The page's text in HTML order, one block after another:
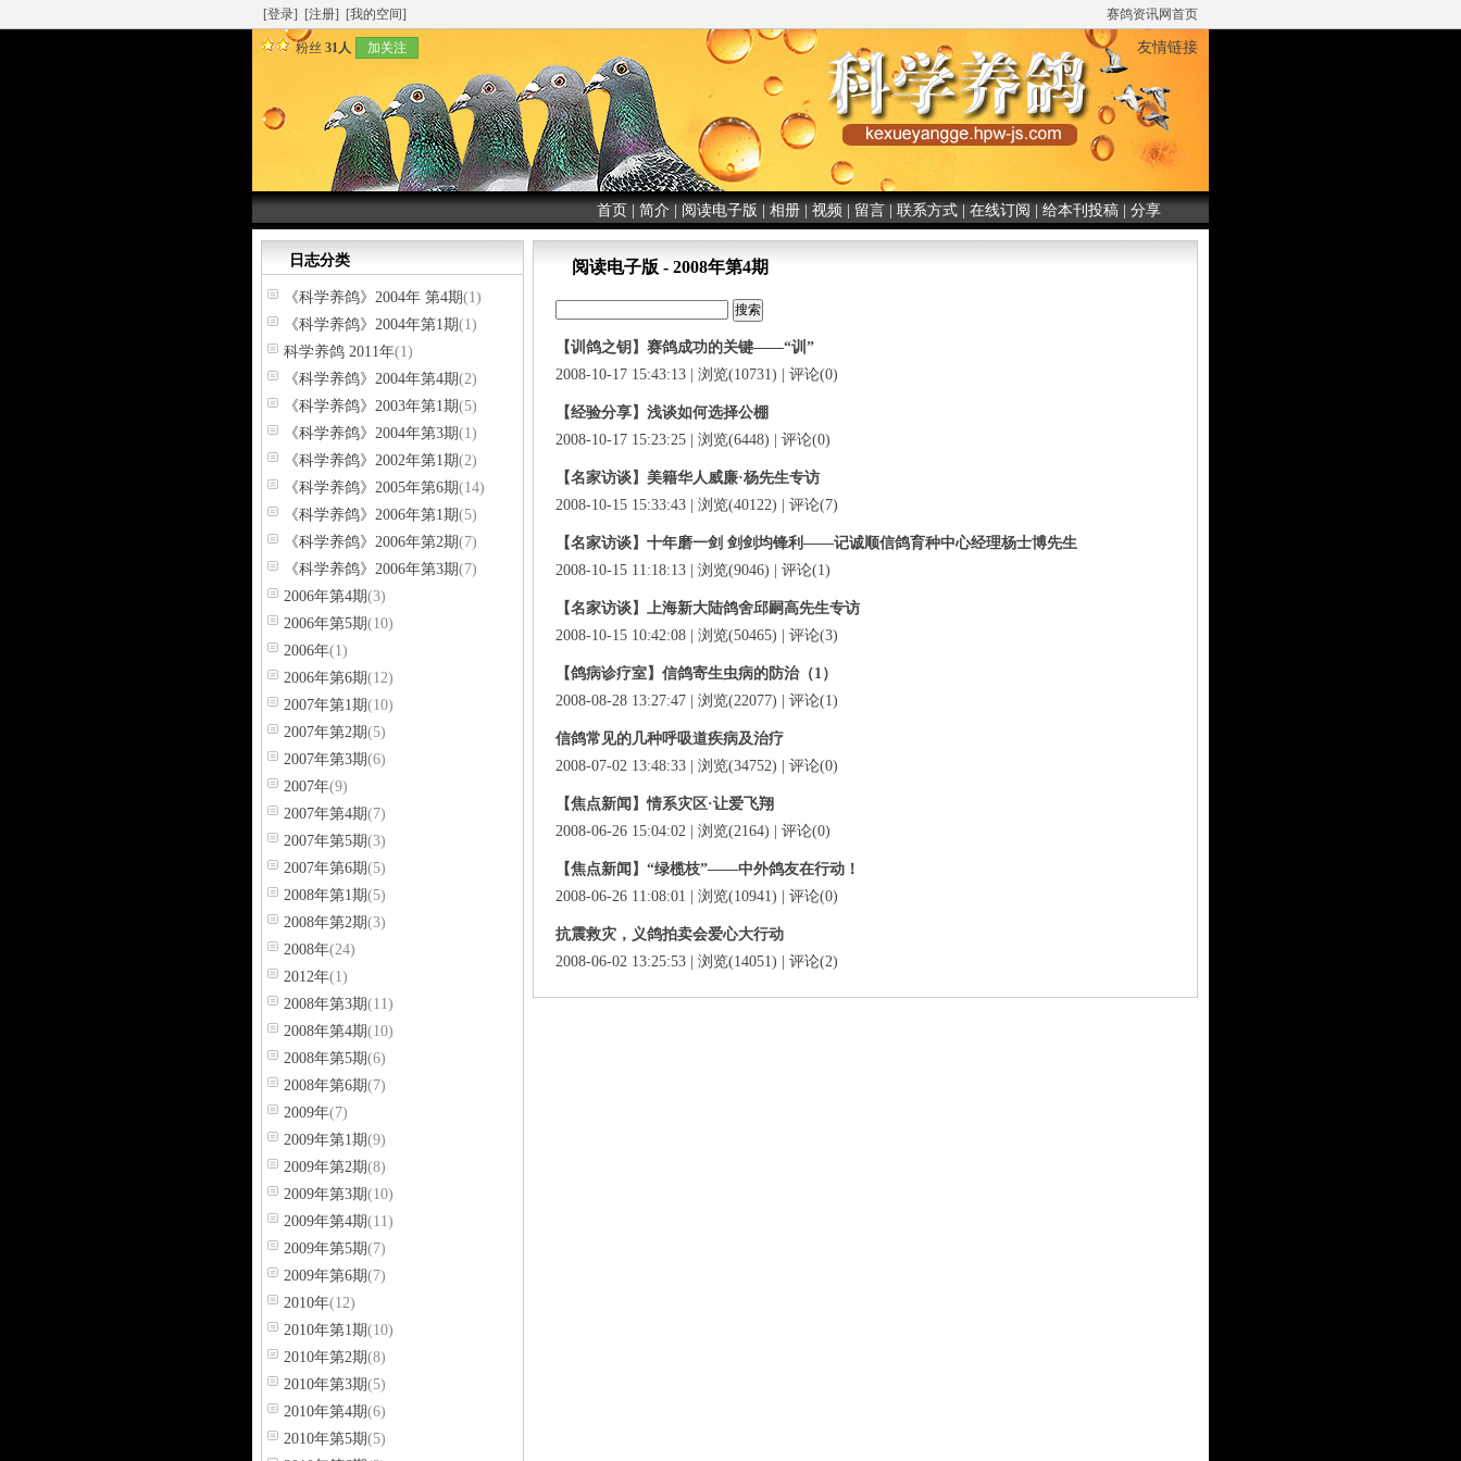
[登录] [注册] [我的空间] 赛鸽资讯网首页
粉丝 31人 加关注 友情链接
首页 简介 阅读电子版 相册 视频 留言 联系方式 在线订阅 给本刊投稿 分享
日志分类
《科学养鸽》2004年 第4期(1)
《科学养鸽》2004年第1期(1)
科学养鸽 2011年(1)
《科学养鸽》2004年第4期(2)
《科学养鸽》2003年第1期(5)
《科学养鸽》2004年第3期(1)
《科学养鸽》2002年第1期(2)
《科学养鸽》2005年第6期(14)
《科学养鸽》2006年第1期(5)
《科学养鸽》2006年第2期(7)
《科学养鸽》2006年第3期(7)
2006年第4期(3)
2006年第5期(10)
2006年(1)
2006年第6期(12)
2007年第1期(10)
2007年第2期(5)
2007年第3期(6)
2007年(9)
2007年第4期(7)
2007年第5期(3)
2007年第6期(5)
2008年第1期(5)
2008年第2期(3)
2008年(24)
2012年(1)
2008年第3期(11)
2008年第4期(10)
2008年第5期(6)
2008年第6期(7)
2009年(7)
2009年第1期(9)
2009年第2期(8)
2009年第3期(10)
2009年第4期(11)
2009年第5期(7)
2009年第6期(7)
2010年(12)
2010年第1期(10)
2010年第2期(8)
2010年第3期(5)
2010年第4期(6)
2010年第5期(5)
阅读电子版 - 2008年第4期
【训鸽之钥】赛鸽成功的关键——“训”
2008-10-17 15:43:13 | 浏览(10731) | 评论(0)
【经验分享】浅谈如何选择公棚
2008-10-17 15:23:25 | 浏览(6448) | 评论(0)
【名家访谈】美籍华人威廉·杨先生专访
2008-10-15 15:33:43 | 浏览(40122) | 评论(7)
【名家访谈】十年磨一剑 剑剑均锋利——记诚顺信鸽育种中心经理杨士博先生
2008-10-15 11:18:13 | 浏览(9046) | 评论(1)
【名家访谈】上海新大陆鸽舍邱嗣高先生专访
2008-10-15 10:42:08 | 浏览(50465) | 评论(3)
【鸽病诊疗室】信鸽寄生虫病的防治（1）
2008-08-28 13:27:47 | 浏览(22077) | 评论(1)
信鸽常见的几种呼吸道疾病及治疗
2008-07-02 13:48:33 | 浏览(34752) | 评论(0)
【焦点新闻】情系灾区·让爱飞翔
2008-06-26 15:04:02 | 浏览(2164) | 评论(0)
【焦点新闻】“绿榄枝”——中外鸽友在行动！
2008-06-26 11:08:01 | 浏览(10941) | 评论(0)
抗震救灾，义鸽拍卖会爱心大行动
2008-06-02 13:25:53 | 浏览(14051) | 评论(2)